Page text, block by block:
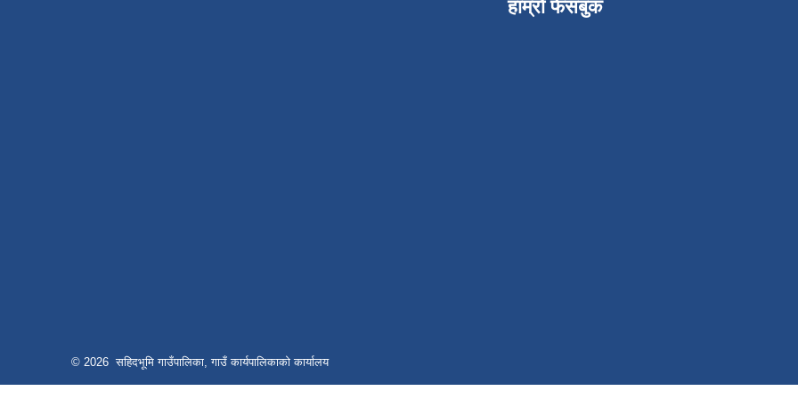
हाम्रो फेसबुक
© 2026 सहिदभूमि गाउँपालिका, गाउँ कार्यपालिकाको कार्यालय